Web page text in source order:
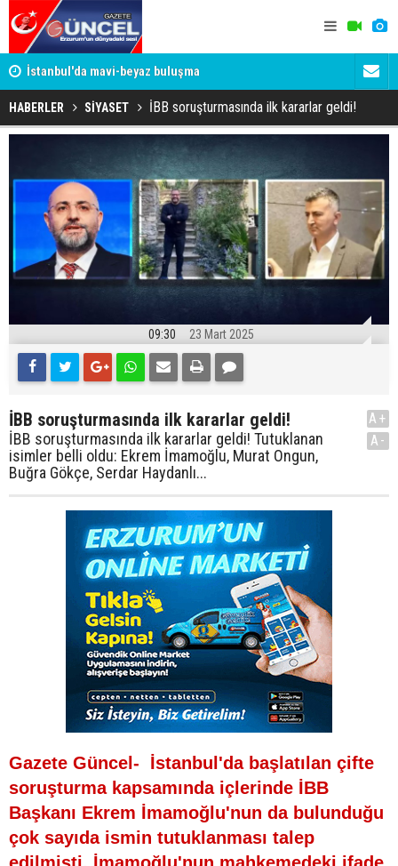
İstanbul'da mavi-beyaz buluşma
HABERLER SİYASET İBB soruşturmasında ilk kararlar geldi!
09:30 23 Mart 2025
İBB soruşturmasında ilk kararlar geldi!
İBB soruşturmasında ilk kararlar geldi! Tutuklanan
isimler belli oldu: Ekrem İmamoğlu, Murat Ongun,
Buğra Gökçe, Serdar Haydanlı...
A+
A-
Gazete Güncel- İstanbul'da başlatılan çifte
soruşturma kapsamında içlerinde İBB
Başkanı Ekrem İmamoğlu'nun da bulunduğu
çok sayıda ismin tutuklanması talep